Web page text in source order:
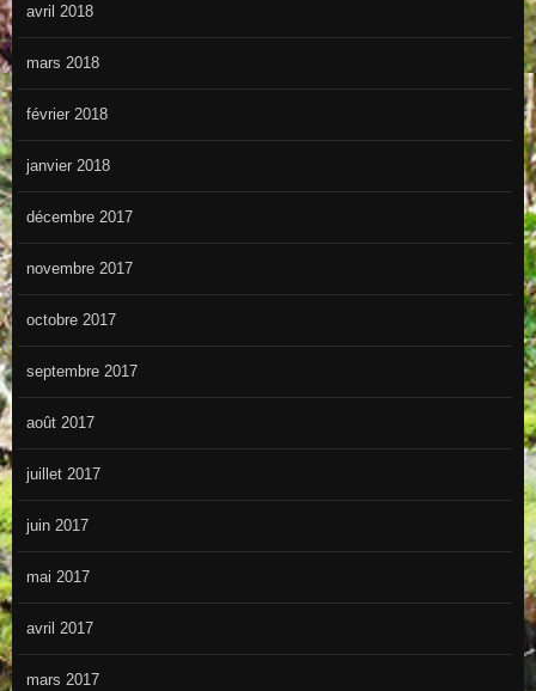
avril 2018
mars 2018
février 2018
janvier 2018
décembre 2017
novembre 2017
octobre 2017
septembre 2017
août 2017
juillet 2017
juin 2017
mai 2017
avril 2017
mars 2017